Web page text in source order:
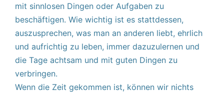
mit sinnlosen Dingen oder Aufgaben zu
beschäftigen. Wie wichtig ist es stattdessen,
auszusprechen, was man an anderen liebt, ehrlich
und aufrichtig zu leben, immer dazuzulernen und
die Tage achtsam und mit guten Dingen zu
verbringen.
Wenn die Zeit gekommen ist, können wir nichts